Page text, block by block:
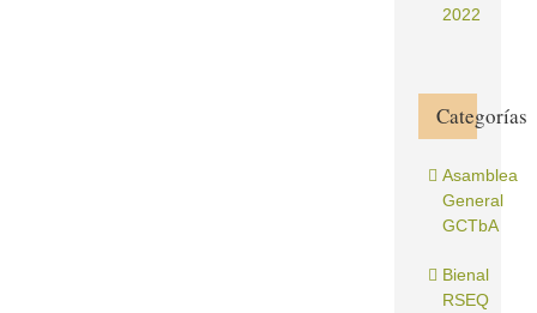
2022
Categorías
Asamblea
General
GCTbA
Bienal
RSEQ